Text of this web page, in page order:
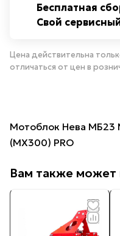
Бесплатная
Свой
Цена действительна
отличаться от цен в
Мотоблок Нева МБ23
(МХ300) PRO
Вам также может